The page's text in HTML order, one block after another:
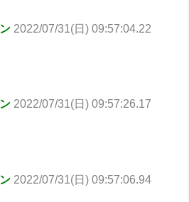
2022/07/31(日) 09:57:04.22
2022/07/31(日) 09:57:26.17
2022/07/31(日) 09:57:06.94